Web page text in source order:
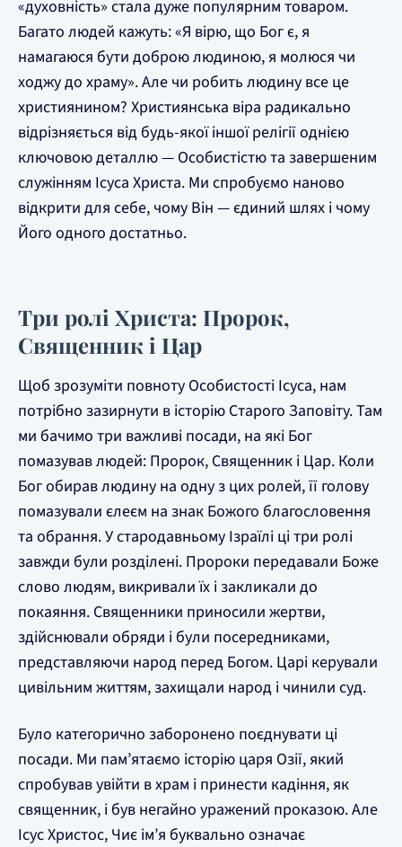
«духовність» стала дуже популярним товаром.
Багато людей кажуть: «Я вірю, що Бог є, я
намагаюся бути доброю людиною, я молюся чи
ходжу до храму». Але чи робить людину все це
християнином? Християнська віра радикально
відрізняється від будь-якої іншої релігії однією
ключовою деталлю — Особистістю та завершеним
служінням Ісуса Христа. Ми спробуємо наново
відкрити для себе, чому Він — єдиний шлях і чому
Його одного достатньо.
Три ролі Христа: Пророк,
Священник і Цар
Щоб зрозуміти повноту Особистості Ісуса, нам
потрібно зазирнути в історію Старого Заповіту. Там
ми бачимо три важливі посади, на які Бог
помазував людей: Пророк, Священник і Цар. Коли
Бог обирав людину на одну з цих ролей, її голову
помазували єлеєм на знак Божого благословення
та обрання. У стародавньому Ізраїлі ці три ролі
завжди були розділені. Пророки передавали Боже
слово людям, викривали їх і закликали до
покаяння. Священники приносили жертви,
здійснювали обряди і були посередниками,
представляючи народ перед Богом. Царі керували
цивільним життям, захищали народ і чинили суд.
Було категорично заборонено поєднувати ці
посади. Ми пам’ятаємо історію царя Озії, який
спробував увійти в храм і принести кадіння, як
священник, і був негайно уражений проказою. Але
Ісус Христос, Чиє ім’я буквально означає